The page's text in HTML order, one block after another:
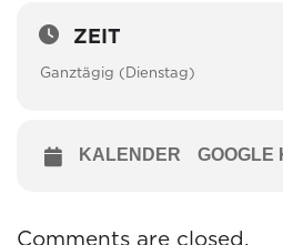
ZEIT
Ganztägig (Dienstag)
KALENDER GOOGLE
Comments are closed.